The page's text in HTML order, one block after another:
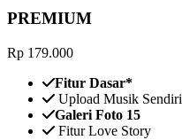
PREMIUM
Rp 179.000
Fitur Dasar*
Upload Musik Sendiri
Galeri Foto 15
Fitur Love Story